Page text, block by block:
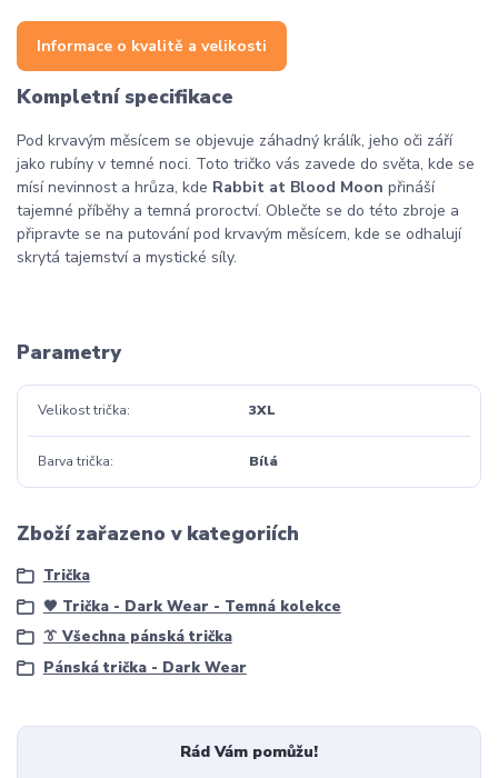
Informace o kvalitě a velikosti
Kompletní specifikace
Pod krvavým měsícem se objevuje záhadný králík, jeho oči září
jako rubíny v temné noci. Toto tričko vás zavede do světa, kde se
mísí nevinnost a hrůza, kde Rabbit at Blood Moon přináší
tajemné příběhy a temná proroctví. Oblečte se do této zbroje a
připravte se na putování pod krvavým měsícem, kde se odhalují
skrytá tajemství a mystické síly.
Parametry
Velikost trička 3XL
Barva trička Bílá
Zboží zařazeno v kategoriích
Trička
🖤 Trička - Dark Wear - Temná kolekce
👔 Všechna pánská trička
Pánská trička - Dark Wear
Rád Vám pomůžu!